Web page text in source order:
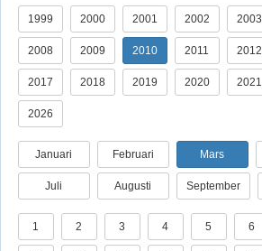
1999 2000 2001 2002 2003
2008 2009 2010 2011 2012
2017 2018 2019 2020 2021
2026
Januari Februari Mars
Juli Augusti September
1 2 3 4 5 6